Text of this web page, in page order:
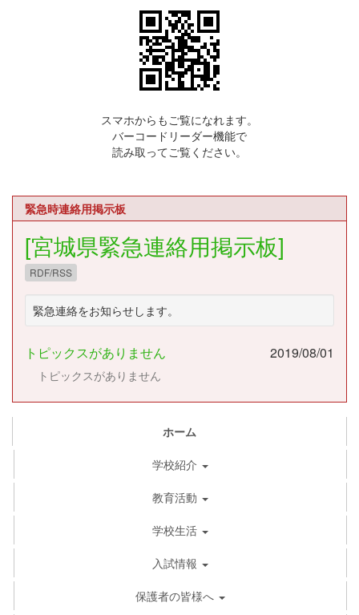
スマホからもご覧になれます。
バーコードリーダー機能で
読み取ってご覧ください。
緊急時連絡用掲示板
[宮城県緊急連絡用掲示板]
RDF/RSS
緊急連絡をお知らせします。
トピックスがありません 2019/08/01
トピックスがありません
ホーム
学校紹介
教育活動
学校生活
入試情報
保護者の皆様へ